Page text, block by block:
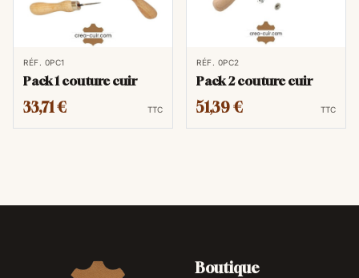
RÉF. 0PC1
Pack 1 couture cuir
33,71 € TTC
RÉF. 0PC2
Pack 2 couture cuir
51,39 € TTC
Boutique